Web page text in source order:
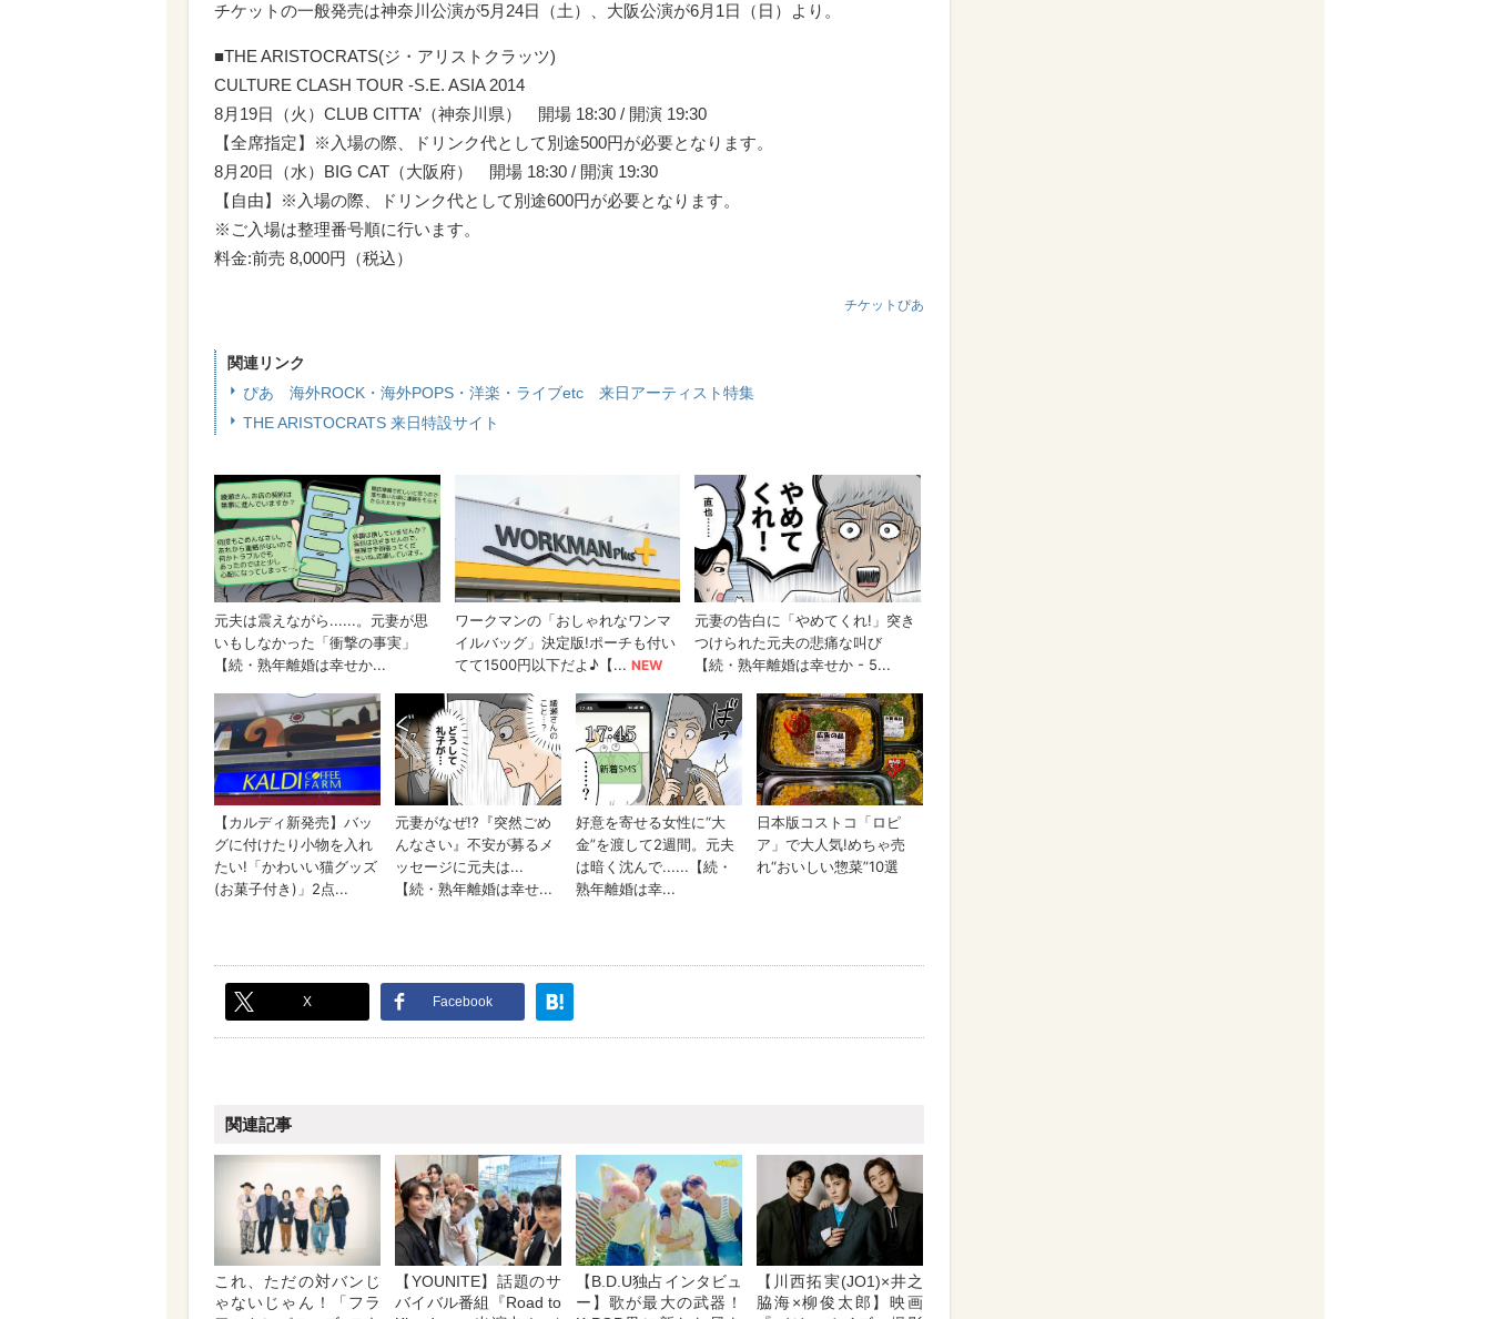
チケットの一般発売は神奈川公演が5月24日（土）、大阪公演が6月1日（日）より。
■THE ARISTOCRATS(ジ・アリストクラッツ)
CULTURE CLASH TOUR -S.E. ASIA 2014
8月19日（火）CLUB CITTA’（神奈川県） 開場 18:30 / 開演 19:30
【全席指定】※入場の際、ドリンク代として別途500円が必要となります。
8月20日（水）BIG CAT（大阪府） 開場 18:30 / 開演 19:30
【自由】※入場の際、ドリンク代として別途600円が必要となります。
※ご入場は整理番号順に行います。
料金:前売 8,000円（税込）
チケットぴあ
関連リンク
ぴあ 海外ROCK・海外POPS・洋楽・ライブetc 来日アーティスト特集
THE ARISTOCRATS 来日特設サイト
X Facebook
関連記事
これ、ただの対バンじ
ゃないじゃん！「フラ
【YOUNITE】話題のサ
バイバル番組『Road to
【B.D.U独占インタビュ
ー】歌が最大の武器！
【川西拓実(JO1)×井之
脇海×柳俊太郎】映画